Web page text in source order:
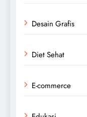
Desain Grafis
Diet Sehat
E-commerce